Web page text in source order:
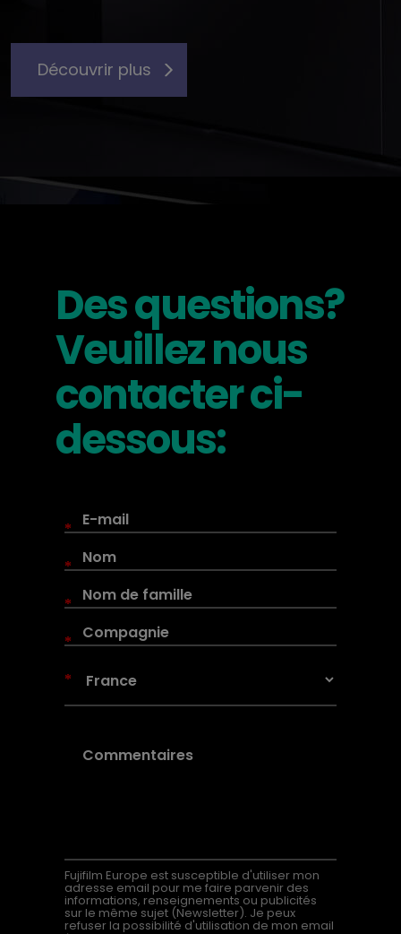
Découvrir plus
Des questions?
Veuillez nous
contacter ci-
dessous:
*
*
*
*
*
Fujifilm Europe est susceptible d'utiliser mon
adresse email pour me faire parvenir des
informations, renseignements ou publicités
sur le même sujet (Newsletter). Je peux
refuser la possibilité d'utilisation de mon email